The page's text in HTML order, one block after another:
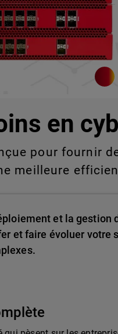
en
pour fournir
meilleure
et la gestion
et faire évoluer votre